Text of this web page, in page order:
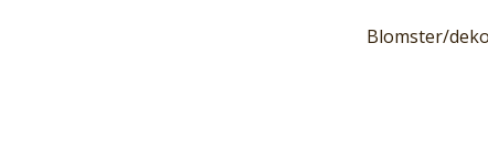
Blomster/